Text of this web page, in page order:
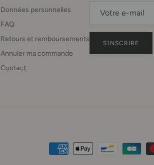
Données personnelles
FAQ
Retours et remboursements
Annuler ma commande
Contact
S’INSCRIRE